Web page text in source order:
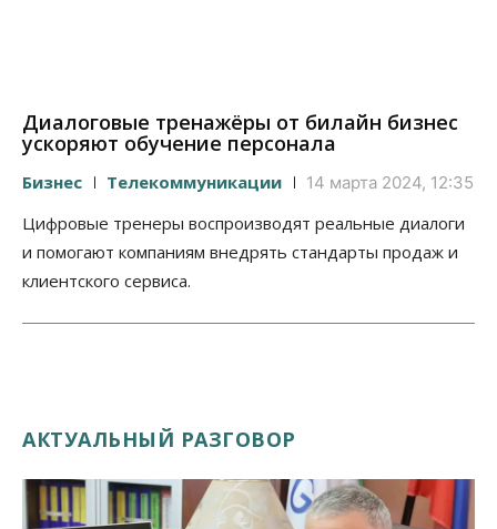
Диалоговые тренажёры от билайн бизнес
ускоряют обучение персонала
Бизнес Телекоммуникации 14 марта 2024, 12:35
Цифровые тренеры воспроизводят реальные диалоги
и помогают компаниям внедрять стандарты продаж и
клиентского сервиса.
АКТУАЛЬНЫЙ РАЗГОВОР